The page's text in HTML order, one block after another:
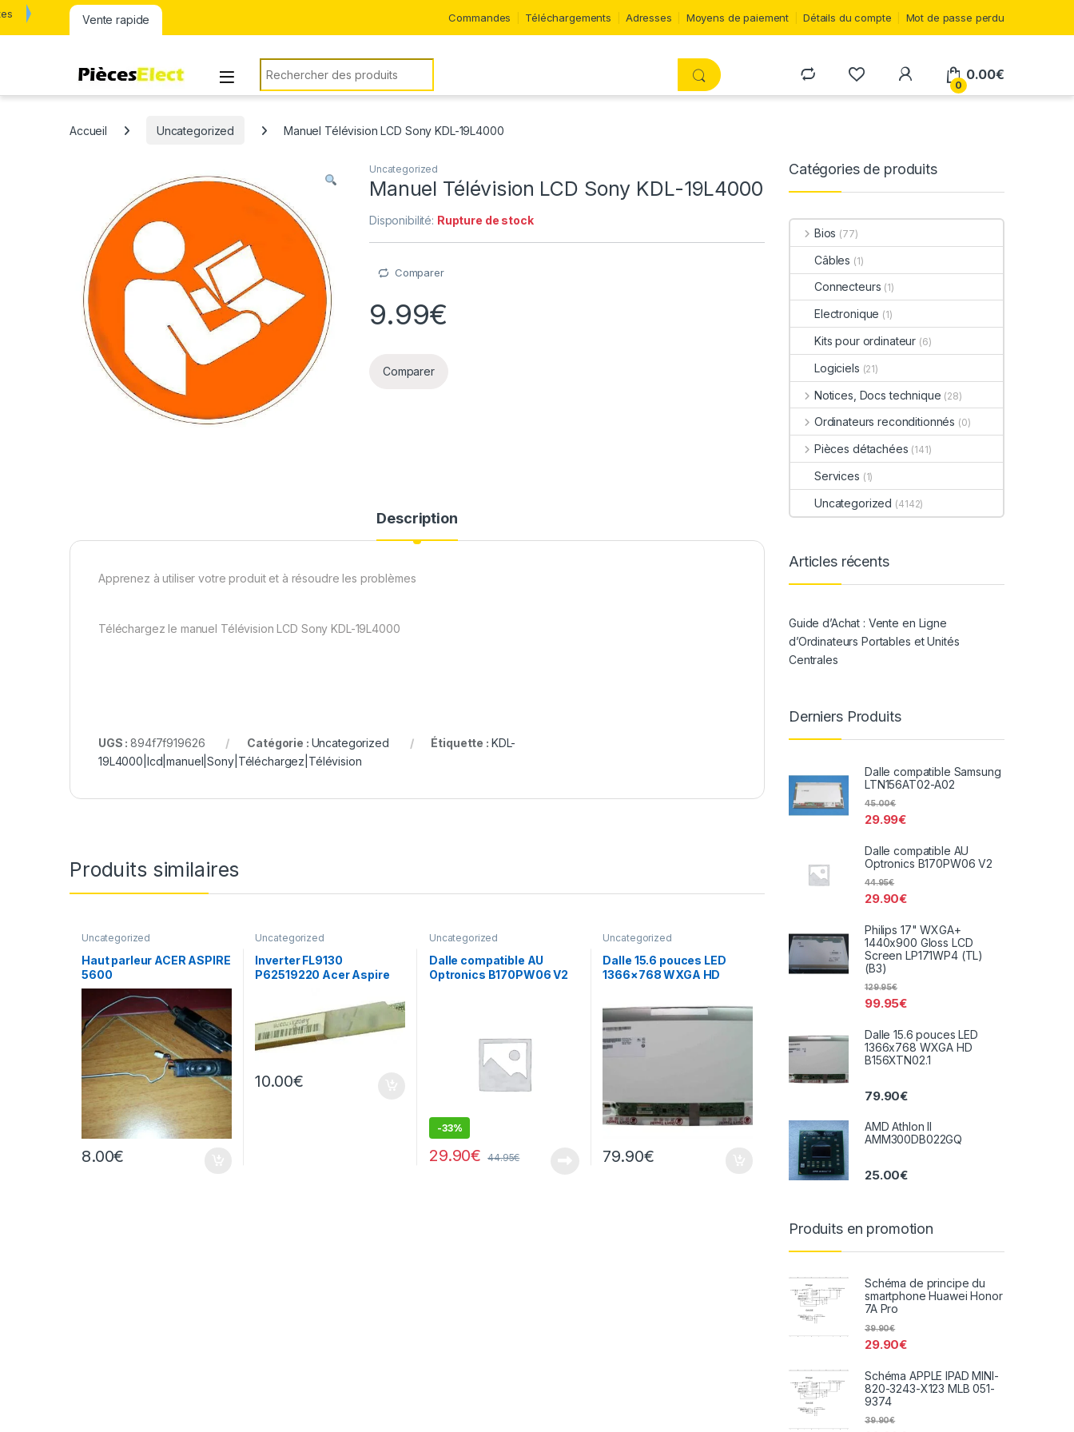
Vente rapide Commandes Téléchargements Adresses Moyens de paiement Détails du compte Mot de passe perdu
Rechercher:
0
0.00€
Accueil Uncategorized Manuel Télévision LCD Sony KDL-19L4000
Uncategorized
Manuel Télévision LCD Sony KDL-19L4000
Disponibilité: Rupture de stock
Comparer
9.99€
Comparer
Description
Apprenez à utiliser votre produit et à résoudre les problèmes
Téléchargez le manuel Télévision LCD Sony KDL-19L4000
UGS :894f7f919626 Catégorie : Uncategorized Étiquette : KDL-
19L4000|lcd|manuel|Sony|Téléchargez|Télévision
Produits similaires
Uncategorized
Haut parleur ACER ASPIRE
5600
8.00€
Uncategorized
Inverter FL9130
P62519220 Acer Aspire
10.00€
Uncategorized
Dalle compatible AU
Optronics B170PW06 V2
-33%
29.90€ 44.95€
Uncategorized
Dalle 15.6 pouces LED
1366×768 WXGA HD
79.90€
Catégories de produits
Bios (77)
Câbles (1)
Connecteurs (1)
Electronique (1)
Kits pour ordinateur (6)
Logiciels (21)
Notices, Docs technique (28)
Ordinateurs reconditionnés (0)
Pièces détachées (141)
Services (1)
Uncategorized (4142)
Articles récents
Guide d’Achat : Vente en Ligne
d’Ordinateurs Portables et Unités
Centrales
Derniers Produits
Dalle compatible Samsung
LTN156AT02-A02
29.99€
45.00€
Dalle compatible AU
Optronics B170PW06 V2
29.90€
44.95€
Philips 17" WXGA+
1440x900 Gloss LCD
Screen LP171WP4 (TL)
(B3)
99.95€
129.95€
Dalle 15.6 pouces LED
1366x768 WXGA HD
B156XTN02.1
79.90€
AMD Athlon II
AMM300DB022GQ
25.00€
Produits en promotion
Schéma de principe du
smartphone Huawei Honor
7A Pro
29.90€
39.90€
Schéma APPLE IPAD MINI-
820-3243-X123 MLB 051-
9374
39.90€